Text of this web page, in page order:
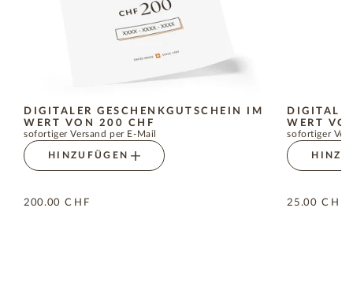
DIGITALER GESCHENKGUTSCHEIN IM
WERT VON 200 CHF
sofortiger Versand per E-Mail
HINZUFÜGEN
200.00 CHF
WERT
sofortiger
25.00 CHF